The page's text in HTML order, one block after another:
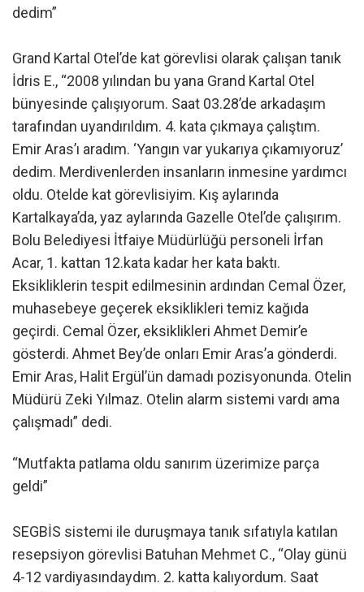
dedim”
Grand Kartal Otel’de kat görevlisi olarak çalışan tanık
İdris E., “2008 yılından bu yana Grand Kartal Otel
bünyesinde çalışıyorum. Saat 03.28’de arkadaşım
tarafından uyandırıldım. 4. kata çıkmaya çalıştım.
Emir Aras’ı aradım. ‘Yangın var yukarıya çıkamıyoruz’
dedim. Merdivenlerden insanların inmesine yardımcı
oldu. Otelde kat görevlisiyim. Kış aylarında
Kartalkaya’da, yaz aylarında Gazelle Otel’de çalışırım.
Bolu Belediyesi İtfaiye Müdürlüğü personeli İrfan
Acar, 1. kattan 12.kata kadar her kata baktı.
Eksikliklerin tespit edilmesinin ardından Cemal Özer,
muhasebeye geçerek eksiklikleri temiz kağıda
geçirdi. Cemal Özer, eksiklikleri Ahmet Demir’e
gösterdi. Ahmet Bey’de onları Emir Aras’a gönderdi.
Emir Aras, Halit Ergül’ün damadı pozisyonunda. Otelin
Müdürü Zeki Yılmaz. Otelin alarm sistemi vardı ama
çalışmadı” dedi.
“Mutfakta patlama oldu sanırım üzerimize parça
geldi”
SEGBİS sistemi ile duruşmaya tanık sıfatıyla katılan
resepsiyon görevlisi Batuhan Mehmet C., “Olay günü
4-12 vardiyasındaydım. 2. katta kalıyordum. Saat